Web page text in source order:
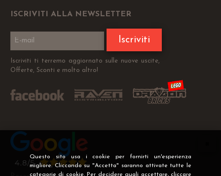
Questo sito usa i cookie per fornirti un'esperienza
migliore. Cliccando su "Accetta" saranno attivate tutte le
categorie di cookie. Per decidere quali accettare, cliccare
ISCRIVITI ALLA NEWSLETTER
Iscriviti
Iscriviti ti terremo aggiornato sulle nuove uscite,
Offerte, Sconti e molto altro!